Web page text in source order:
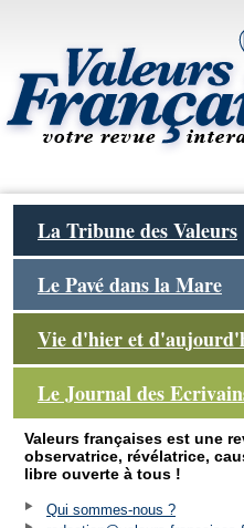
La Tribune des Valeurs
Le Pavé dans la Mare
Vie d'hier et
Le Journal des
Valeurs françaises est une
observatrice, révélatrice,
libre ouverte à tous !
Qui sommes-nous ?